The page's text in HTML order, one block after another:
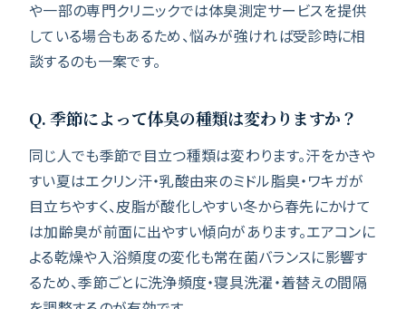
や一部の専門クリニックでは体臭測定サービスを提供
している場合もあるため、悩みが強ければ受診時に相
談するのも一案です。
Q. 季節によって体臭の種類は変わりますか？
同じ人でも季節で目立つ種類は変わります。汗をかきや
すい夏はエクリン汗・乳酸由来のミドル脂臭・ワキガが
目立ちやすく、皮脂が酸化しやすい冬から春先にかけて
は加齢臭が前面に出やすい傾向があります。エアコンに
よる乾燥や入浴頻度の変化も常在菌バランスに影響す
るため、季節ごとに洗浄頻度・寝具洗濯・着替えの間隔